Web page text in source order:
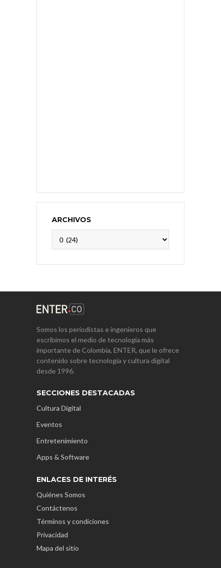
ARCHIVOS
Somos los periodistas e ingenieros que
escribimos el medio de tecnología más
importante de Colombia, ENTER, que le ofrece
contenido sobre tecnología y cultura digital
desde 1996.
SECCIONES DESTACADAS
Cultura Digital
Eventos
Entretenimiento
Apps & Software
ENLACES DE INTERÉS
Quiénes Somos
Contáctenos
Términos y condiciones
Privacidad
Mapa del sitio